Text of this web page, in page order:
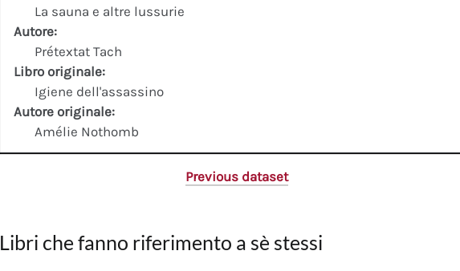
La sauna e altre lussurie
Autore:
Prétextat Tach
Libro originale:
Igiene dell'assassino
Autore originale:
Amélie Nothomb
Previous dataset
Libri che fanno riferimento a sè stessi